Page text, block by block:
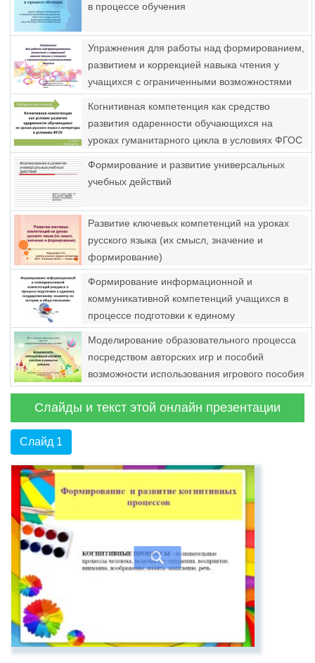
в процессе обучения
Упражнения для работы над формированием,
развитием и коррекцией навыка чтения у
учащихся с ограниченными возможностями
Когнитивная компетенция как средство
развития одаренности обучающихся на
уроках гуманитарного цикла в условиях ФГОС
Формирование и развитие универсальных
учебных действий
Развитие ключевых компетенций на уроках
русского языка (их смысл, значение и
формирование)
Формирование информационной и
коммуникативной компетенций учащихся в
процессе подготовки к единому
обществознанию
Моделирование образовательного процесса
посредством авторских игр и пособий
возможности использования игрового пособия
Слайды и текст этой онлайн презентации
Слайд 1